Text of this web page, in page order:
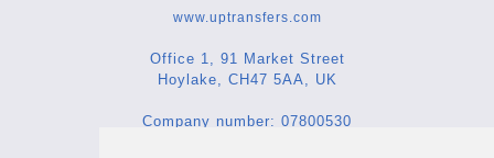
www.uptransfers.com
Office 1, 91 Market Street
Hoylake, CH47 5AA, UK
Company number: 07800530